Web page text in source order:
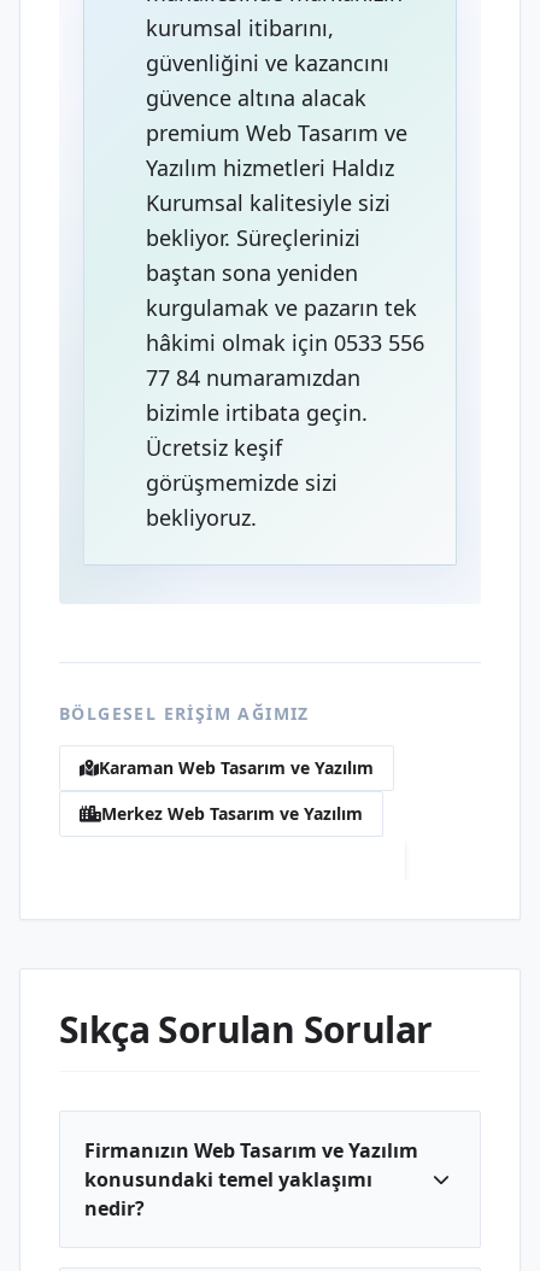
kurumsal itibarını,
güvenliğini ve kazancını
güvence altına alacak
premium Web Tasarım ve
Yazılım hizmetleri Haldız
Kurumsal kalitesiyle sizi
bekliyor. Süreçlerinizi
baştan sona yeniden
kurgulamak ve pazarın tek
hâkimi olmak için 0533 556
77 84 numaramızdan
bizimle irtibata geçin.
Ücretsiz keşif
görüşmemizde sizi
bekliyoruz.
BÖLGESEL ERIŞIM AĞIMIZ
Karaman Web Tasarım ve Yazılım
Merkez Web Tasarım ve Yazılım
Sıkça Sorulan Sorular
Firmanızın Web Tasarım ve Yazılım
konusundaki temel yaklaşımı
nedir?